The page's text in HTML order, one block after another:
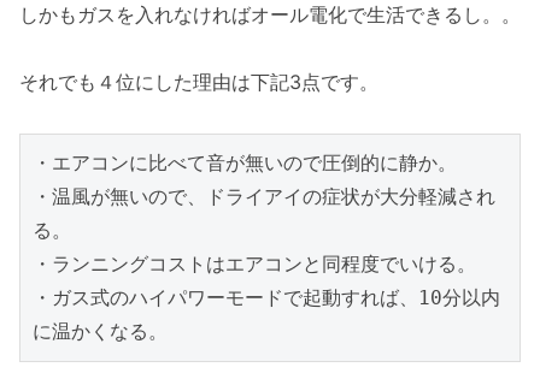
しかもガスを入れなければオール電化で生活できるし。。
それでも４位にした理由は下記3点です。
・エアコンに比べて音が無いので圧倒的に静か。
・温風が無いので、ドライアイの症状が大分軽減され
る。
・ランニングコストはエアコンと同程度でいける。
・ガス式のハイパワーモードで起動すれば、10分以内
に温かくなる。